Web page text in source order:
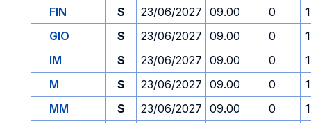
FIN
S 23/06/2027 09.00 0
GIO
S 23/06/2027 09.00 0
IM
S 23/06/2027 09.00 0
M
S 23/06/2027 09.00 0
MM
S 23/06/2027 09.00 0